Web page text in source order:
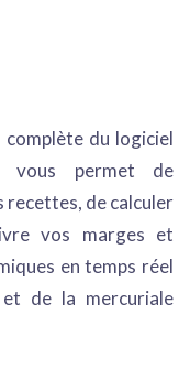
du logiciel
vous permet de
recettes, de calculer
vos marges et
en temps réel
de la mercuriale